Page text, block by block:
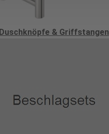
Duschknöpfe & Griffstangen